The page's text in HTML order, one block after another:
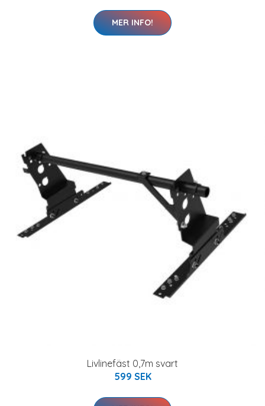
MER INFO!
Livlinefäst 0,7m svart
599 SEK